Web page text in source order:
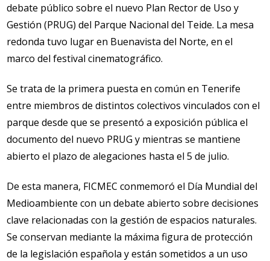
debate público sobre el nuevo Plan Rector de Uso y
Gestión (PRUG) del Parque Nacional del Teide. La mesa
redonda tuvo lugar en Buenavista del Norte, en el
marco del festival cinematográfico.
Se trata de la primera puesta en común en Tenerife
entre miembros de distintos colectivos vinculados con el
parque desde que se presentó a exposición pública el
documento del nuevo PRUG y mientras se mantiene
abierto el plazo de alegaciones hasta el 5 de julio.
De esta manera, FICMEC conmemoró el Día Mundial del
Medioambiente con un debate abierto sobre decisiones
clave relacionadas con la gestión de espacios naturales.
Se conservan mediante la máxima figura de protección
de la legislación española y están sometidos a un uso